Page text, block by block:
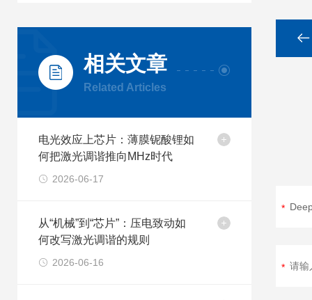
相关文章
Related Articles
电光效应上芯片：薄膜铌酸锂如
何把激光调谐推向MHz时代
2026-06-17
从“机械”到“芯片”：压电致动如
何改写激光调谐的规则
2026-06-16